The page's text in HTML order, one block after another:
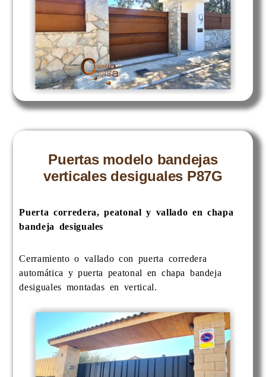
Puertas modelo bandejas
verticales desiguales P87G
Puerta corredera, peatonal y vallado en chapa
bandeja desiguales
Cerramiento o vallado con puerta corredera
automática y puerta peatonal en chapa bandeja
desiguales montadas en vertical.